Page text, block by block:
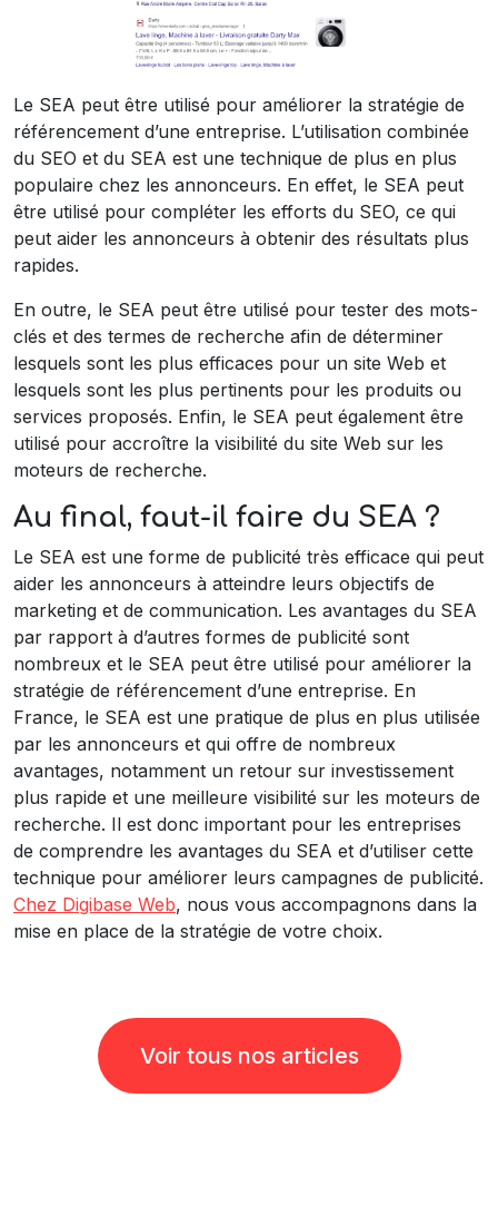
Le SEA peut être utilisé pour améliorer la stratégie de
référencement d’une entreprise. L’utilisation combinée
du SEO et du SEA est une technique de plus en plus
populaire chez les annonceurs. En effet, le SEA peut
être utilisé pour compléter les efforts du SEO, ce qui
peut aider les annonceurs à obtenir des résultats plus
rapides.
En outre, le SEA peut être utilisé pour tester des mots-
clés et des termes de recherche afin de déterminer
lesquels sont les plus efficaces pour un site Web et
lesquels sont les plus pertinents pour les produits ou
services proposés. Enfin, le SEA peut également être
utilisé pour accroître la visibilité du site Web sur les
moteurs de recherche.
Au final, faut-il faire du SEA ?
Le SEA est une forme de publicité très efficace qui peut
aider les annonceurs à atteindre leurs objectifs de
marketing et de communication. Les avantages du SEA
par rapport à d’autres formes de publicité sont
nombreux et le SEA peut être utilisé pour améliorer la
stratégie de référencement d’une entreprise. En
France, le SEA est une pratique de plus en plus utilisée
par les annonceurs et qui offre de nombreux
avantages, notamment un retour sur investissement
plus rapide et une meilleure visibilité sur les moteurs de
recherche. Il est donc important pour les entreprises
de comprendre les avantages du SEA et d’utiliser cette
technique pour améliorer leurs campagnes de publicité.
Chez Digibase Web, nous vous accompagnons dans la
mise en place de la stratégie de votre choix.
Voir tous nos articles